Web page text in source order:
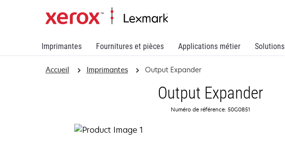
Imprimantes Fournitures et pièces Applications métier Solutions
Accueil Imprimantes Output Expander
Output Expander
Numéro de référence: 50G0851